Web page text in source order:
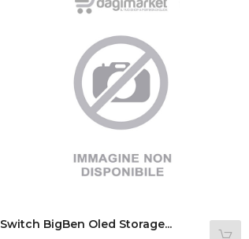
Switch BigBen Oled Storage...